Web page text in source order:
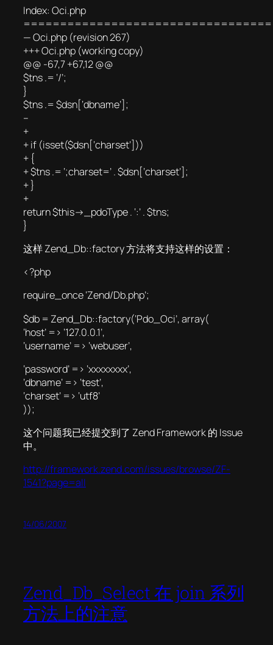
Index: Oci.php
— Oci.php (revision 267)
+++ Oci.php (working copy)
@@ -67,7 +67,12 @@
$tns .= ‘/’;
}
$tns .= $dsn[‘dbname’];
–
+
+ if (isset($dsn[‘charset’]))
+ {
+ $tns .= ‘;charset=’ . $dsn[‘charset’];
+ }
+
return $this->_pdoType . ‘:’ . $tns;
}
这样 Zend_Db::factory 方法将支持这样的设置：
<?php
require_once ‘Zend/Db.php’;
$db = Zend_Db::factory(‘Pdo_Oci’, array(
‘host’ => ‘127.0.0.1’,
‘username’ => ‘webuser’,
‘password’ => ‘xxxxxxxx’,
‘dbname’ => ‘test’,
‘charset’ => ‘utf8’
));
这个问题我已经提交到了 Zend Framework 的 Issue
中。
http://framework.zend.com/issues/browse/ZF-
1541?page=all
14/06/2007
Zend_Db_Select 在 join 系列
方法上的注意